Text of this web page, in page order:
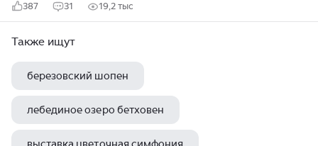
387 31 19,2 тыс
Также ищут
березовский шопен
лебединое озеро бетховен